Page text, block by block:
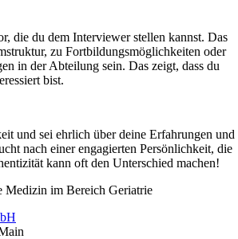
die du dem Interviewer stellen kannst. Das
zu Fortbildungsmöglichkeiten oder
in der Abteilung sein. Das zeigt, dass du
bist.
und sei ehrlich über deine Erfahrungen und
nach einer engagierten Persönlichkeit, die
kann oft den Unterschied machen!
Medizin im Bereich Geriatrie